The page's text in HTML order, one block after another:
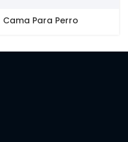
Cama Para Perro